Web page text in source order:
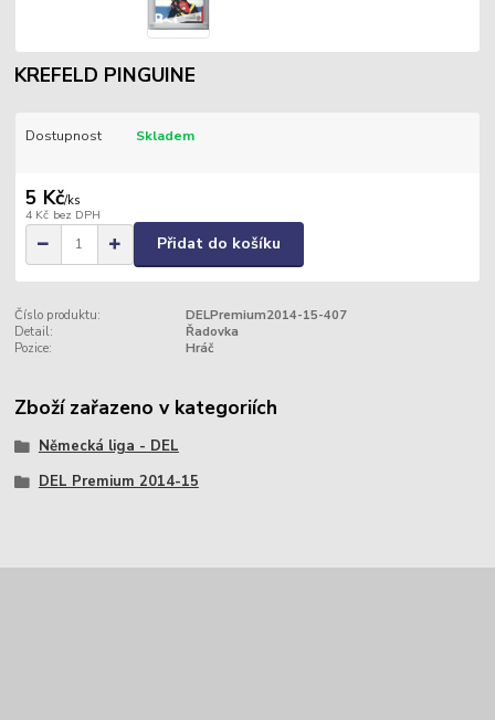
KREFELD PINGUINE
Dostupnost Skladem
5 Kč/ks
4 Kč bez DPH
Přidat do košíku
Číslo produktu:
DELPremium2014-15-407
Detail:
Řadovka
Pozice:
Hráč
Zboží zařazeno v kategoriích
Německá liga - DEL
DEL Premium 2014-15